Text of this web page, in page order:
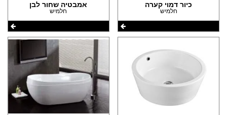
כיור דמוי קערה
חלמיש
אמבטיה שחור לבן
חלמיש